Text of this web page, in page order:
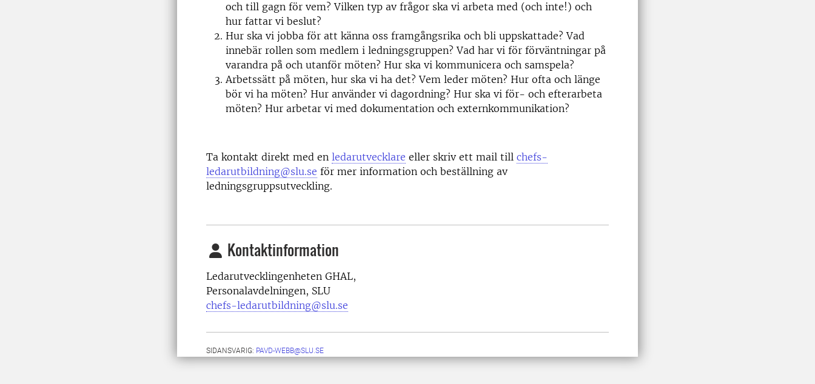
och till gagn för vem? Vilken typ av frågor ska vi arbeta med (och inte!) och
hur fattar vi beslut?
Hur ska vi jobba för att känna oss framgångsrika och bli uppskattade? Vad
innebär rollen som medlem i ledningsgruppen? Vad har vi för förväntningar på
varandra på och utanför möten? Hur ska vi kommunicera och samspela?
Arbetssätt på möten, hur ska vi ha det? Vem leder möten? Hur ofta och länge
bör vi ha möten? Hur använder vi dagordning? Hur ska vi för- och efterarbeta
möten? Hur arbetar vi med dokumentation och externkommunikation?
Ta kontakt direkt med en ledarutvecklare eller skriv ett mail till chefs-
ledarutbildning@slu.se för mer information och beställning av
ledningsgruppsutveckling.
Kontaktinformation
Ledarutvecklingenheten GHAL,
Personalavdelningen, SLU
chefs-ledarutbildning@slu.se
SIDANSVARIG: PAVD-WEBB@SLU.SE